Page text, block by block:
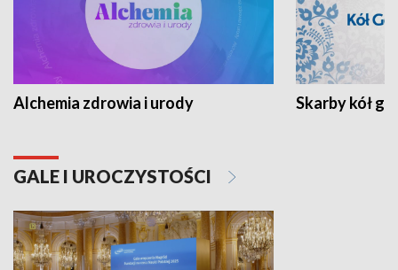
Alchemia zdrowia i urody Skarby kół
GALE I UROCZYSTOŚCI